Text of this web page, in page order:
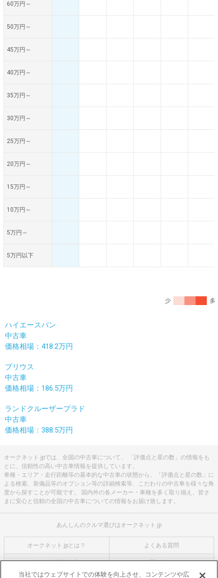
60万円～
50万円～
45万円～
40万円～
35万円～
30万円～
25万円～
20万円～
15万円～
10万円～
5万円～
5万円以下
少 多
ハイエースバン
中古車
価格相場：418.2万円
プリウス
中古車
価格相場：186.5万円
ランドクルーザープラド
中古車
価格相場：388.5万円
オークネット.jpでは、全国の中古車について、 「評価点と星の数」の情報をも
とに、信頼性の高い中古車情報を提供しています。
車種・エリア・走行距離等の基本的な中古車の状態から、「評価点と星の数」に
よる検索、装備品等のオプション等の詳細検索等、こだわりの中古車を様々な角
度から探すことが可能です。 国内外の各メーカー・車種を多く取り揃え、皆さ
まに安心と信頼の全国の中古車についての情報をお届け致します。
あんしんのクルマ選びはオークネット.jp
オークネット.jpとは？ よくある質問
中古車用語説明 お問い合わせ
当社ではウェブサイトでの体験を向上させ、コンテンツや広